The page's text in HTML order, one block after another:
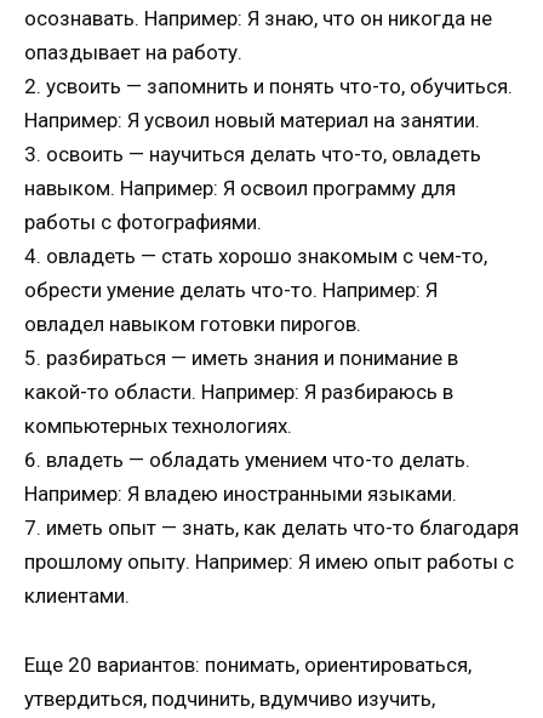
осознавать. Например: Я знаю, что он никогда не
опаздывает на работу.
2. усвоить — запомнить и понять что-то, обучиться.
Например: Я усвоил новый материал на занятии.
3. освоить — научиться делать что-то, овладеть
навыком. Например: Я освоил программу для
работы с фотографиями.
4. овладеть — стать хорошо знакомым с чем-то,
обрести умение делать что-то. Например: Я
овладел навыком готовки пирогов.
5. разбираться — иметь знания и понимание в
какой-то области. Например: Я разбираюсь в
компьютерных технологиях.
6. владеть — обладать умением что-то делать.
Например: Я владею иностранными языками.
7. иметь опыт — знать, как делать что-то благодаря
прошлому опыту. Например: Я имею опыт работы с
клиентами.
Еще 20 вариантов: понимать, ориентироваться,
утвердиться, подчинить, вдумчиво изучить,